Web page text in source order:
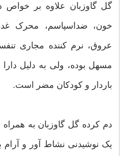
گل گاوزبان علاوه بر خواص
خون، ضداسپاسم، محرک
عروق، نرم کننده مجاری
مسهل بوده، ولی به دلیل دارا
باردار و کودکان مضر است.
دم کرده گل گاوزبان به
یک نوشیدنی نشاط آور و